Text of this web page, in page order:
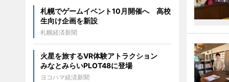
札幌でゲームイベント10月開催へ 高校
生向け企画を新設
札幌経済新聞
火星を旅するVR体験アトラクション
みなとみらいPLOT48に登場
ヨコハマ経済新聞